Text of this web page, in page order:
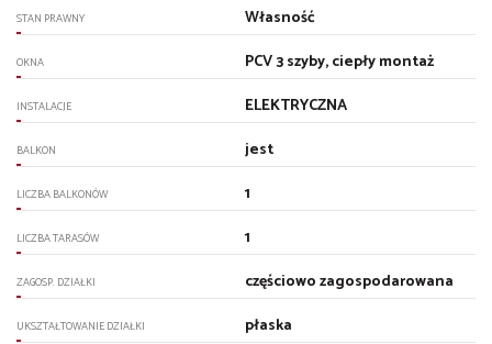
STAN PRAWNY Własność
OKNA PCV 3 szyby, ciepły montaż
INSTALACJE ELEKTRYCZNA
BALKON jest
LICZBA BALKONÓW 1
LICZBA TARASÓW 1
ZAGOSP. DZIAŁKI częściowo zagospodarowana
UKSZTAŁTOWANIE DZIAŁKI płaska